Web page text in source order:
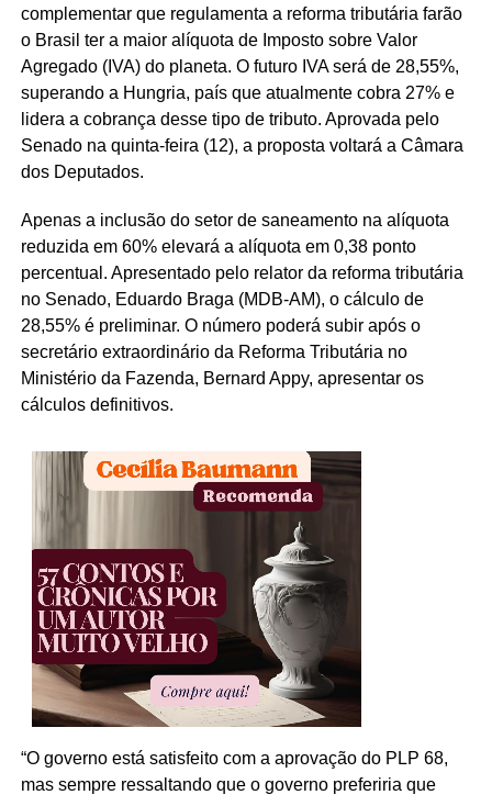
complementar que regulamenta a reforma tributária farão
o Brasil ter a maior alíquota de Imposto sobre Valor
Agregado (IVA) do planeta. O futuro IVA será de 28,55%,
superando a Hungria, país que atualmente cobra 27% e
lidera a cobrança desse tipo de tributo. Aprovada pelo
Senado na quinta-feira (12), a proposta voltará a Câmara
dos Deputados.
Apenas a inclusão do setor de saneamento na alíquota
reduzida em 60% elevará a alíquota em 0,38 ponto
percentual. Apresentado pelo relator da reforma tributária
no Senado, Eduardo Braga (MDB-AM), o cálculo de
28,55% é preliminar. O número poderá subir após o
secretário extraordinário da Reforma Tributária no
Ministério da Fazenda, Bernard Appy, apresentar os
cálculos definitivos.
“O governo está satisfeito com a aprovação do PLP 68,
mas sempre ressaltando que o governo preferiria que